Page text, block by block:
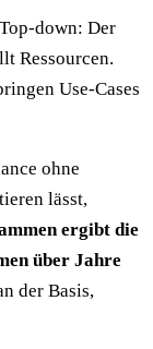
down: Der
Ressourcen.
Use-Cases
ohne
lässt,
ergibt die
über Jahre
der Basis,